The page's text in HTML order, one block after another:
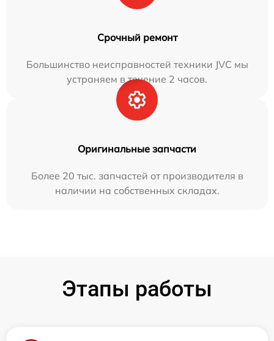
Срочный ремонт
Большинство неисправностей техники JVC мы
устраняем в течение 2 часов.
Оригинальные запчасти
Более 20 тыс. запчастей от производителя в
наличии на собственных складах.
Этапы работы